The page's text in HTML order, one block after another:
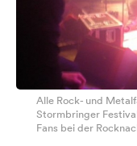
Alle Rock- und
Stormbringer
Fans bei der